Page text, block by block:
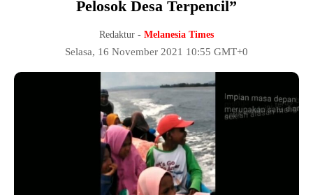
Pelosok Desa Terpencil”
Redaktur - Melanesia Times
Selasa, 16 November 2021 10:55 GMT+0